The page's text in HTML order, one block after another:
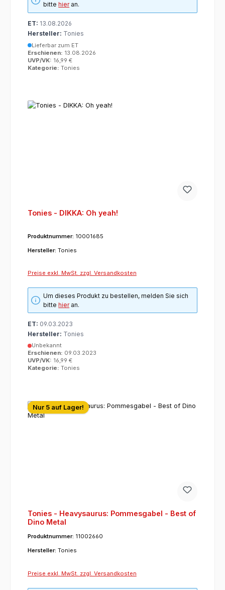
bittehieran.
ET: 13.08.2026
Hersteller: Tonies
Lieferbar zum ET
Erschienen: 13.08.2026
UVP/VK: 16,99 €
Kategorie: Tonies
Tonies - DIKKA: Oh yeah!
Produktnummer: 10001685
Hersteller: Tonies
Preise exkl. MwSt. zzgl. Versandkosten
Um dieses Produkt zu bestellen, melden Sie sich
bittehieran.
ET: 09.03.2023
Hersteller: Tonies
Unbekannt
Erschienen: 09.03.2023
UVP/VK: 16,99 €
Kategorie: Tonies
Nur 5 auf Lager!
Tonies - Heavysaurus: Pommesgabel - Best of
Dino Metal
Produktnummer: 11002660
Hersteller: Tonies
Preise exkl. MwSt. zzgl. Versandkosten